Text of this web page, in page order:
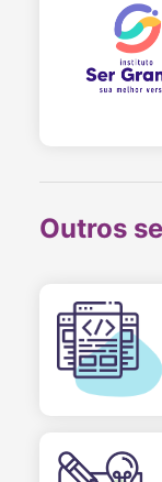
Outros